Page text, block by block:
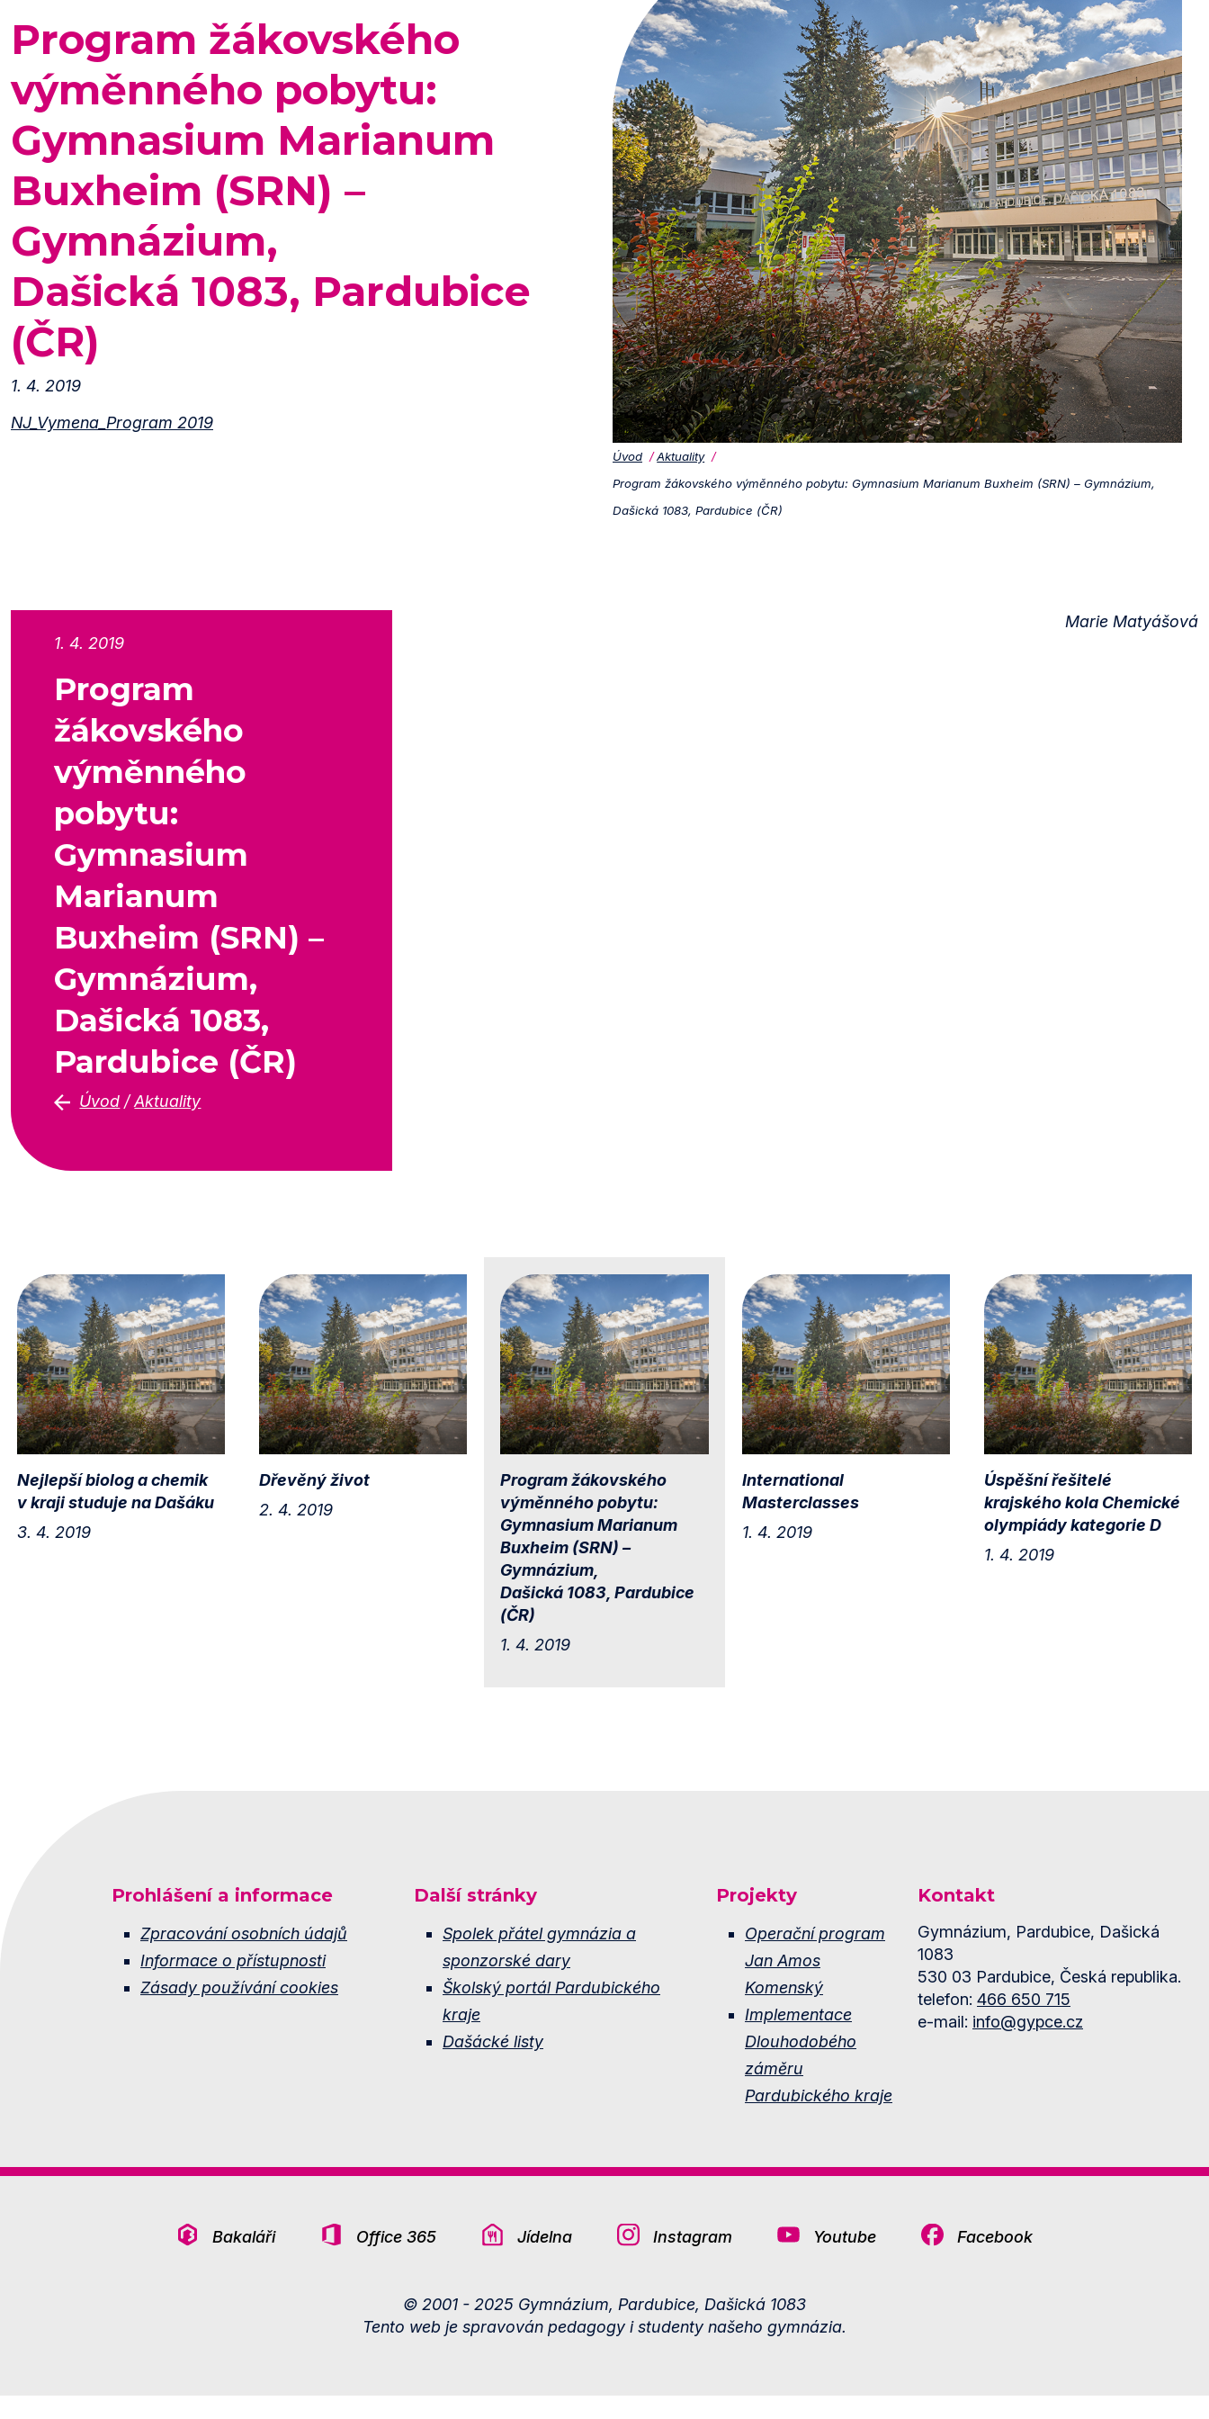
Program žákovského
výměnného pobytu:
Gymnasium Marianum
Buxheim (SRN) –
Gymnázium,
Dašická 1083, Pardubice
(ČR)
1. 4. 2019
NJ_Vymena_Program 2019
Úvod
Aktuality
Program žákovského výměnného pobytu: Gymnasium Marianum Buxheim (SRN) – Gymnázium,
Dašická 1083, Pardubice (ČR)
1. 4. 2019
Program
žákovského
výměnného
pobytu:
Gymnasium
Marianum
Buxheim (SRN) –
Gymnázium,
Dašická 1083,
Pardubice (ČR)
Úvod /Aktuality
Marie Matyášová
Nejlepší biolog a chemik
v kraji studuje na Dašáku
3. 4. 2019
Dřevěný život
2. 4. 2019
Program žákovského
výměnného pobytu:
Gymnasium Marianum
Buxheim (SRN) –
Gymnázium,
Dašická 1083, Pardubice
(ČR)
1. 4. 2019
International
Masterclasses
1. 4. 2019
Úspěšní řešitelé
krajského kola Chemické
olympiády kategorie D
1. 4. 2019
Prohlášení a informace
Zpracování osobních údajů
Informace o přístupnosti
Zásady používání cookies
Další stránky
Spolek přátel gymnázia a
sponzorské dary
Školský portál Pardubického
kraje
Dašácké listy
Projekty
Operační program
Jan Amos
Komenský
Implementace
Dlouhodobého
záměru
Pardubického kraje
Kontakt
Gymnázium, Pardubice, Dašická
1083
530 03 Pardubice, Česká republika.
telefon: 466 650 715
e-mail: info@gypce.cz
Bakaláři Office 365 Jídelna Instagram Youtube Facebook
© 2001 - 2025 Gymnázium, Pardubice, Dašická 1083
Tento web je spravován pedagogy i studenty našeho gymnázia.